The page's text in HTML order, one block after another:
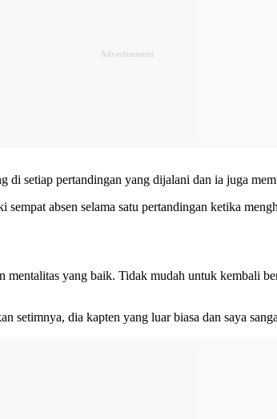
di setiap pertandingan yang dijalani dan ia juga
sempat absen selama satu pertandingan ketika
yang baik. Tidak mudah untuk kembali
setimnya, dia kapten yang luar biasa dan saya